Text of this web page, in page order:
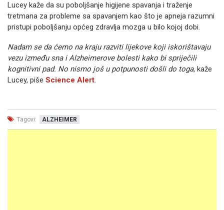
Lucey kaže da su poboljšanje higijene spavanja i traženje
tretmana za probleme sa spavanjem kao što je apneja razumni
pristupi poboljšanju općeg zdravlja mozga u bilo kojoj dobi.
Nadam se da ćemo na kraju razviti lijekove koji iskorištavaju
vezu između sna i Alzheimerove bolesti kako bi spriječili
kognitivni pad. No nismo još u potpunosti došli do toga, kaže
Lucey, piše Science Alert.
Tagovi: ALZHEIMER